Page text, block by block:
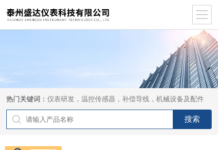
热门关键词：仪表研发，温控传感器，补偿导线，机械设备及配件